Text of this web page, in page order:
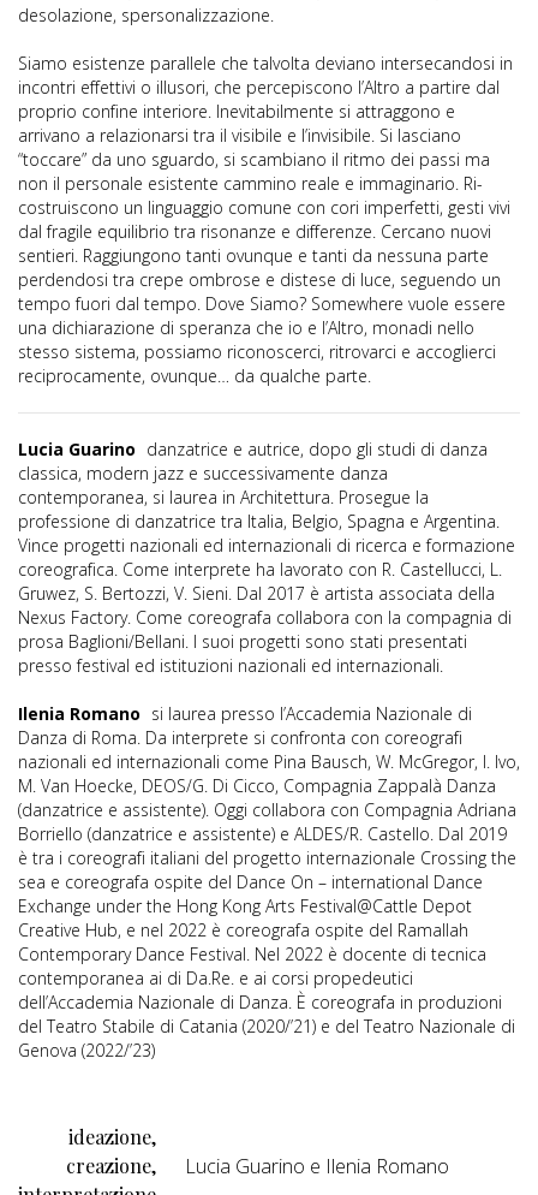
desolazione, spersonalizzazione.
Siamo esistenze parallele che talvolta deviano intersecandosi in
incontri effettivi o illusori, che percepiscono l’Altro a partire dal
proprio confine interiore. Inevitabilmente si attraggono e
arrivano a relazionarsi tra il visibile e l’invisibile. Si lasciano
“toccare” da uno sguardo, si scambiano il ritmo dei passi ma
non il personale esistente cammino reale e immaginario. Ri-
costruiscono un linguaggio comune con cori imperfetti, gesti vivi
dal fragile equilibrio tra risonanze e differenze. Cercano nuovi
sentieri. Raggiungono tanti ovunque e tanti da nessuna parte
perdendosi tra crepe ombrose e distese di luce, seguendo un
tempo fuori dal tempo. Dove Siamo? Somewhere vuole essere
una dichiarazione di speranza che io e l’Altro, monadi nello
stesso sistema, possiamo riconoscerci, ritrovarci e accoglierci
reciprocamente, ovunque… da qualche parte.
Lucia Guarino danzatrice e autrice, dopo gli studi di danza
classica, modern jazz e successivamente danza
contemporanea, si laurea in Architettura. Prosegue la
professione di danzatrice tra Italia, Belgio, Spagna e Argentina.
Vince progetti nazionali ed internazionali di ricerca e formazione
coreografica. Come interprete ha lavorato con R. Castellucci, L.
Gruwez, S. Bertozzi, V. Sieni. Dal 2017 è artista associata della
Nexus Factory. Come coreografa collabora con la compagnia di
prosa Baglioni/Bellani. I suoi progetti sono stati presentati
presso festival ed istituzioni nazionali ed internazionali.
Ilenia Romano si laurea presso l’Accademia Nazionale di
Danza di Roma. Da interprete si confronta con coreografi
nazionali ed internazionali come Pina Bausch, W. McGregor, I. Ivo,
M. Van Hoecke, DEOS/G. Di Cicco, Compagnia Zappalà Danza
(danzatrice e assistente). Oggi collabora con Compagnia Adriana
Borriello (danzatrice e assistente) e ALDES/R. Castello. Dal 2019
è tra i coreografi italiani del progetto internazionale Crossing the
sea e coreografa ospite del Dance On – international Dance
Exchange under the Hong Kong Arts Festival@Cattle Depot
Creative Hub, e nel 2022 è coreografa ospite del Ramallah
Contemporary Dance Festival. Nel 2022 è docente di tecnica
contemporanea ai di Da.Re. e ai corsi propedeutici
dell’Accademia Nazionale di Danza. È coreografa in produzioni
del Teatro Stabile di Catania (2020/’21) e del Teatro Nazionale di
Genova (2022/’23)
ideazione,
creazione,
Lucia Guarino e Ilenia Romano